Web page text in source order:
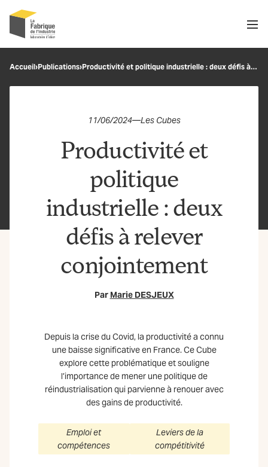
Recherche
Accueil›Publications› Productivité et politique industrielle : deux défis à relever conjointement
11/06/2024—Les Cubes
Productivité et
politique
industrielle : deux
défis à relever
conjointement
Par Marie DESJEUX
Depuis la crise du Covid, la productivité a connu
une baisse significative en France. Ce Cube
explore cette problématique et souligne
l’importance de mener une politique de
réindustrialisation qui parvienne à renouer avec
des gains de productivité.
Emploi et
compétences
Leviers de la
compétitivité